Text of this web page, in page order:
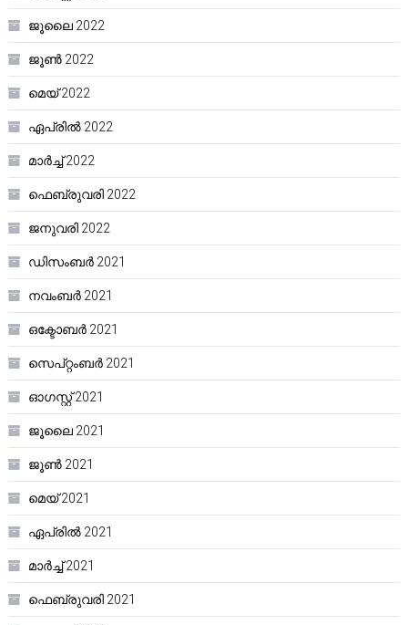
ജൂലൈ 2022
ജൂൺ 2022
മെയ്‌ 2022
ഏപ്രിൽ 2022
മാർച്ച്‌ 2022
ഫെബ്രുവരി 2022
ജനുവരി 2022
ഡിസംബർ 2021
നവംബർ 2021
ഒക്ടോബർ 2021
സെപ്റ്റംബർ 2021
ഓഗസ്റ്റ്‌ 2021
ജൂലൈ 2021
ജൂൺ 2021
മെയ്‌ 2021
ഏപ്രിൽ 2021
മാർച്ച്‌ 2021
ഫെബ്രുവരി 2021